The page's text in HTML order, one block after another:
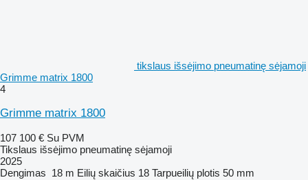
tikslaus išsėjimo pneumatinę sėjamoji
Grimme matrix 1800
4
Grimme matrix 1800
107 100 € Su PVM
Tikslaus išsėjimo pneumatinę sėjamoji
2025
Dengimas 18 m Eilių skaičius 18 Tarpueilių plotis 50 mm